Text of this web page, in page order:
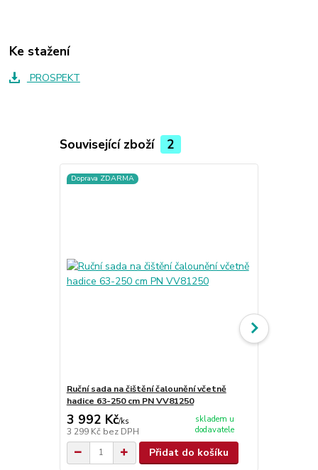
Ke stažení
PROSPEKT
Související zboží 2
Doprava ZDARMA
Ruční sada na čištění čalounění včetně
hadice 63-250 cm PN VV81250
3 992 Kč/ks
3 299 Kč bez DPH
skladem u
dodavatele
Přidat do košíku